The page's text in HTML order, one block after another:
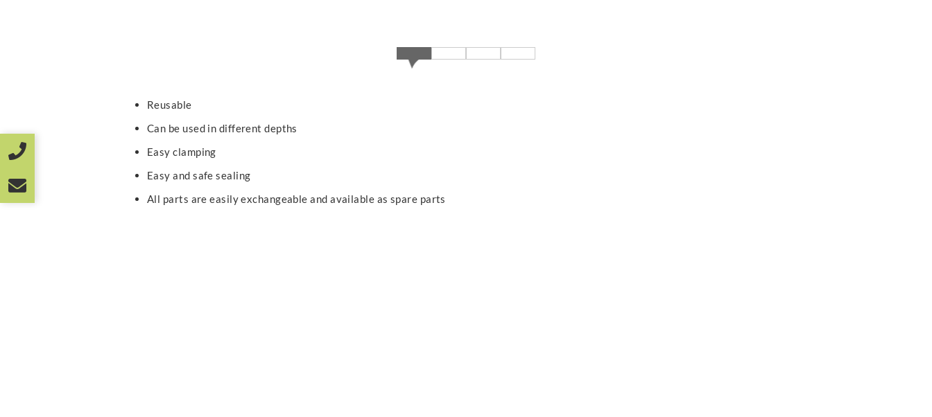
Reusable
Can be used in different depths
Easy clamping
Easy and safe sealing
All parts are easily exchangeable and available as spare parts